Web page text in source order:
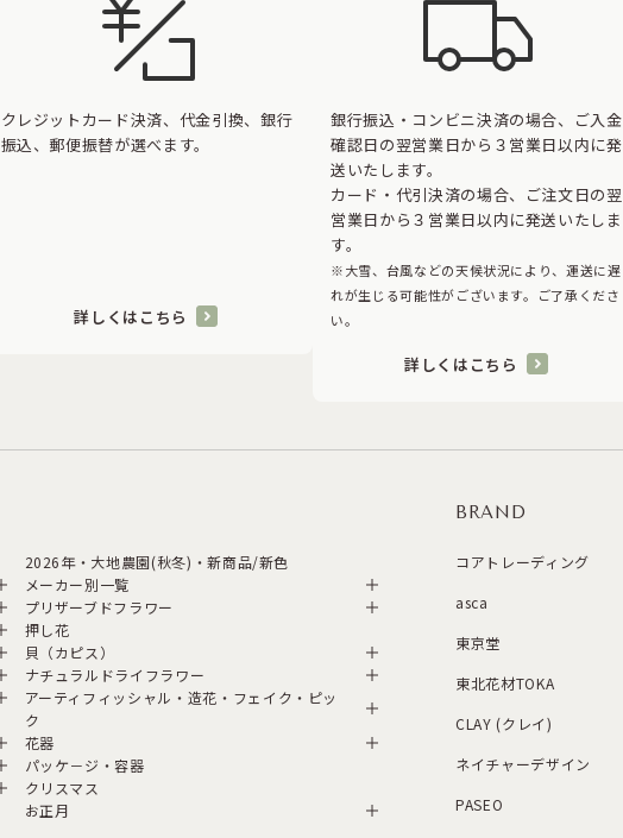
クレジットカード決済、代金引換、銀行
振込、郵便振替が選べます。
詳しくはこちら
銀行振込・コンビニ決済の場合、ご入金
確認日の翌営業日から３営業日以内に発
送いたします。
カード・代引決済の場合、ご注文日の翌
営業日から３営業日以内に発送いたしま
す。
※大雪、台風などの天候状況により、運送に遅
れが生じる可能性がございます。ご了承くださ
い。
詳しくはこちら
2026年・大地農園(秋冬)・新商品/新色
メーカー別一覧
プリザーブドフラワー
押し花
貝（カピス）
ナチュラルドライフラワー
アーティフィッシャル・造花・フェイク・ピッ
ク
花器
パッケ－ジ・容器
クリスマス
お正月
BRAND
コアトレーディング
asca
東京堂
東北花材TOKA
CLAY (クレイ)
ネイチャーデザイン
PASEO